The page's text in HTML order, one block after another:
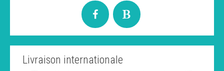
Livraison internationale